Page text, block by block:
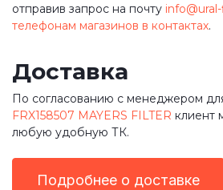
отправив запрос на почту
телефонам магазинов в контактах.
Доставка
По согласованию с менеджером
FRX158507 MAYERS FILTER клиент
любую удобную ТК.
Подробнее о доставке